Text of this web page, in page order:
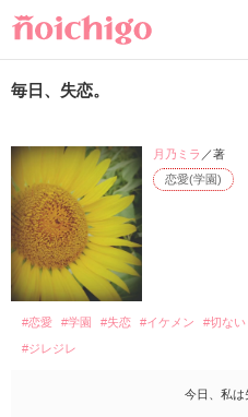
毎日、失恋。
恋愛(学園)
月乃ミラ ／著
#恋愛 #学園 #失恋 #イケメン #切ない
#ジレジレ
今日、私は